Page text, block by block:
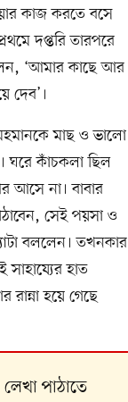
কাজ করতে বসে
দপ্তরি তারপরে
‘আমার কাছে আর
দেব’।
মাছ ও ভালো
ঘরে কাঁচকলা ছিল
আসে না। বাবার
সেই পয়সা ও
বললেন। তখনকার
হাত
হয়ে গেছে
পাঠাতে